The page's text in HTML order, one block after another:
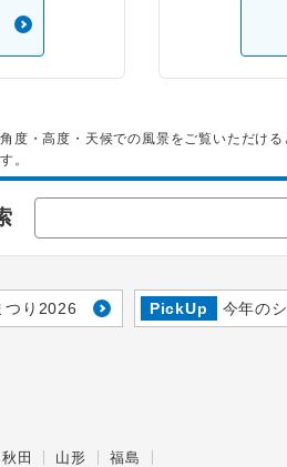
・高度・天候での風景をご覧いただける
。
つり2026 PickUp 今年の
秋田 山形
福島